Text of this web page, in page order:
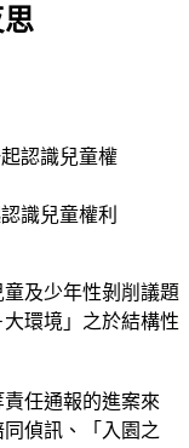
識兒童權利
及少年性剝削議題
環境」之於結構性
任通報的進案來
偵訊、「入園之